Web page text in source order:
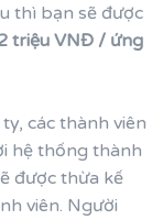
thì bạn sẽ được
triệu VNĐ / ứng
các thành viên
hệ thống thành
được thừa kế
viên. Người